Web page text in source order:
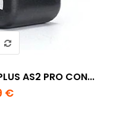
AS2 PRO CON...
€